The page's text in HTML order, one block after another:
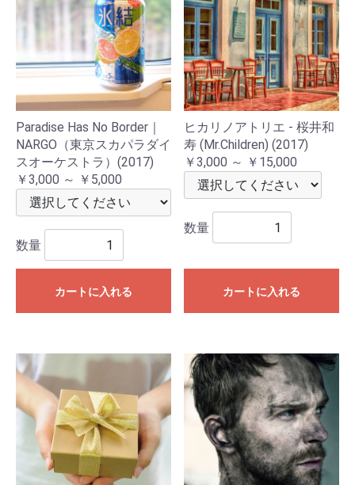
Paradise Has No Border｜
NARGO（東京スカパラダイ
スオーケストラ）(2017)
￥3,000 ～ ￥5,000
数量
カートに入れる
ヒカリノアトリエ - 桜井和
寿 (Mr.Children) (2017)
￥3,000 ～ ￥15,000
数量
カートに入れる